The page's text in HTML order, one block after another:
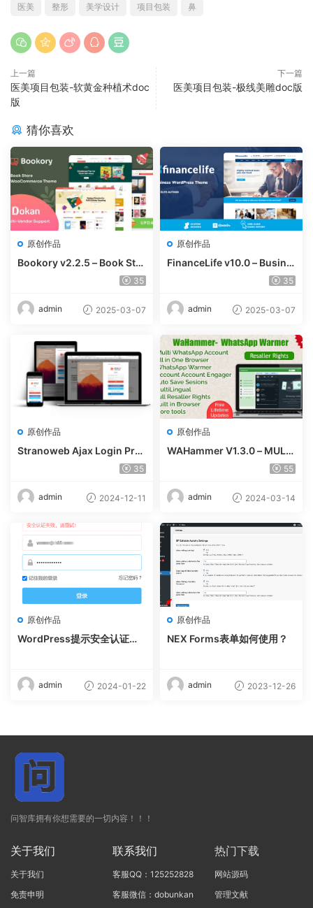
医美 整形 美学设计 项目包装 鼻
上一篇
医美项目包装-软黄金种植术doc
版
下一篇
医美项目包装-极线美雕doc版
猜你喜欢
原创作品
Bookory v2.2.5 – Book Stor
e WooCommerce Theme35
admin 2025-03-07
原创作品
FinanceLife v10.0 – Busine
35
admin 2025-03-07
原创作品
Stranoweb Ajax Login Pre
35
admin 2024-12-11
原创作品
WAHammer V1.3.0 – MULTI
WHATSAPP ACCOUNT BRO
ER / ACCOUNT ENGAGER
(FULL RESALLER)
55
admin 2024-03-14
原创作品
WordPress提示安全认证失
admin 2024-01-22
原创作品
NEX Forms表单如何使用？
admin 2023-12-26
问智库拥有你想需要的一切内容！！！
关于我们
关于我们
免责申明
联系我们
客服QQ：125252828
客服微信：dobunkan
热门下载
网站源码
管理文献